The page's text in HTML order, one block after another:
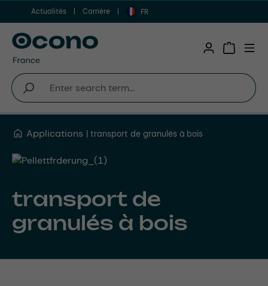
Aller au contenu principal
Actualités Carrière FR
Applications transport de granulés à bois
transport de
granulés à bois